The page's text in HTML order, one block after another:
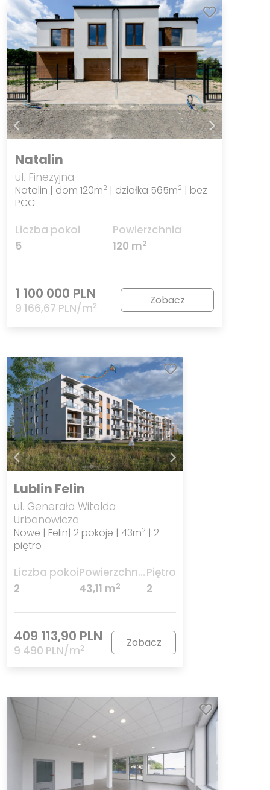
Natalin
ul. Finezyjna
Natalin | dom 120m2 | działka 565m2 | bez
PCC
Liczba pokoi
5
Powierzchnia
120 m2
1 100 000 PLN
9 166,67 PLN/m2 Zobacz
Lublin Felin
ul. Generała Witolda
Urbanowicza
Nowe | Felin| 2 pokoje | 43m2 | 2
piętro
Liczba pokoi
2
Powierzchnia
43,11 m2
Piętro
2
409 113,90 PLN
9 490 PLN/m2 Zobacz